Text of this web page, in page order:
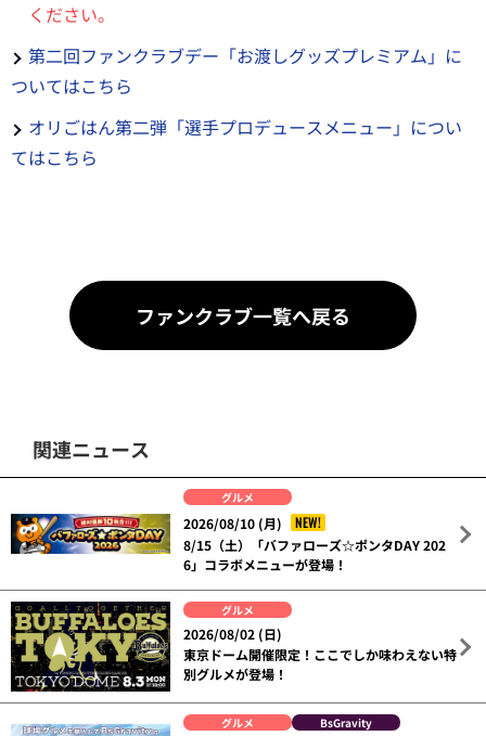
ください。
第二回ファンクラブデー「お渡しグッズプレミアム」に
ついてはこちら
オリごはん第二弾「選手プロデュースメニュー」につい
てはこちら
ファンクラブ一覧へ戻る
関連ニュース
グルメ
2026/08/10 (月)
NEW!
8/15（土）「バファローズ☆ポンタDAY 202
6」コラボメニューが登場！
グルメ
2026/08/02 (日)
東京ドーム開催限定！ここでしか味わえない特
別グルメが登場！
グルメ BsGravity